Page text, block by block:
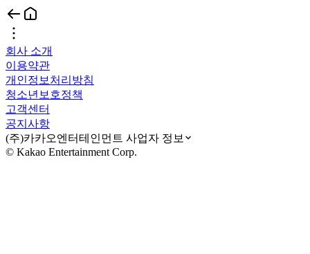
회사 소개
이용약관
개인정보처리방침
청소년보호정책
고객센터
공지사항
(주)카카오엔터테인먼트 사업자 정보
© Kakao Entertainment Corp.